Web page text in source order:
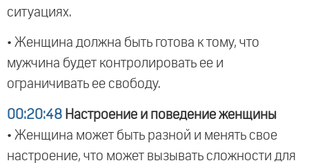
ситуациях.
• Женщина должна быть готова к тому, что
мужчина будет контролировать ее и
ограничивать ее свободу.
00:20:48 Настроение и поведение женщины
• Женщина может быть разной и менять свое
настроение, что может вызывать сложности для